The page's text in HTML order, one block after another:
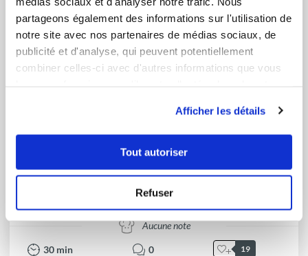
partageons également des informations sur l'utilisation de
notre site avec nos partenaires de médias sociaux, de
publicité et d'analyse, qui peuvent potentiellement
combiner celles-ci avec d'autres informations que vous
Afficher les détails
Tout autoriser
Refuser
Chef Laurent Deregnaucourt
Chef Guy Demarle
Étoiles blanches sablées à l’anis
Aucune note
30 min 0 19